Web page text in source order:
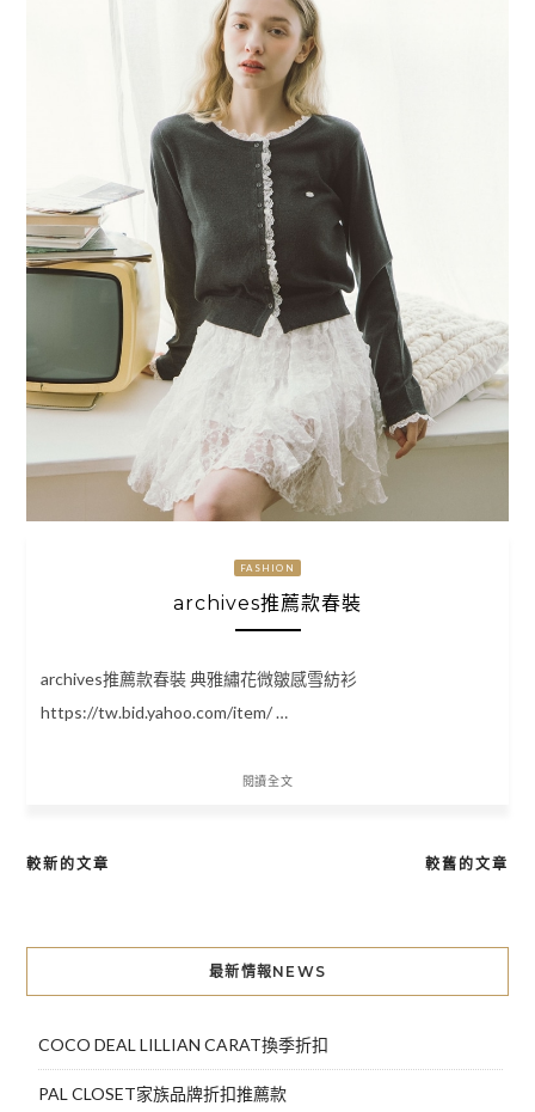
FASHION
archives推薦款春裝
archives推薦款春裝 典雅繡花微皺感雪紡衫
https://tw.bid.yahoo.com/item/ …
閱讀全文
文
導
覽
較舊的文章
較新的文章
最新情報NEWS
COCO DEAL LILLIAN CARAT換季折扣
PAL CLOSET家族品牌折扣推薦款